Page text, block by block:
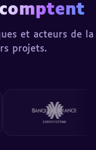
et acteurs de la
projets.